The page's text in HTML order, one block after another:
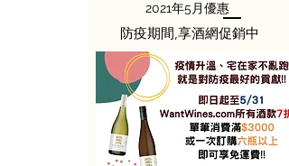
2021年5月優惠
防疫期間,​享酒網促銷中